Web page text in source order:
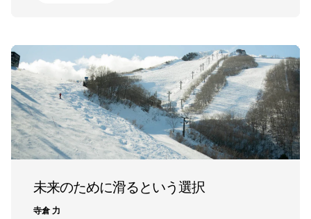
未来のために滑るという選択
寺倉 力